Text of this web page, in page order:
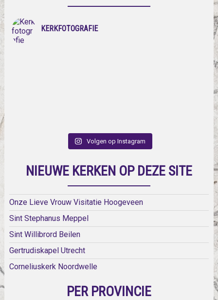
KERKFOTOGRAFIE
Volgen op Instagram
NIEUWE KERKEN OP DEZE SITE
Onze Lieve Vrouw Visitatie Hoogeveen
Sint Stephanus Meppel
Sint Willibrord Beilen
Gertrudiskapel Utrecht
Corneliuskerk Noordwelle
PER PROVINCIE